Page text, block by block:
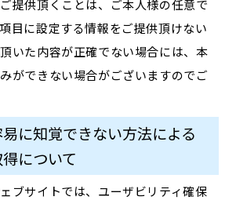
提供頂くことは、ご本人様の任意で
目に設定する情報をご提供頂けない
いた内容が正確でない場合には、本
ができない場合がございますのでご
に知覚できない方法による
について
ブサイトでは、ユーザビリティ確保